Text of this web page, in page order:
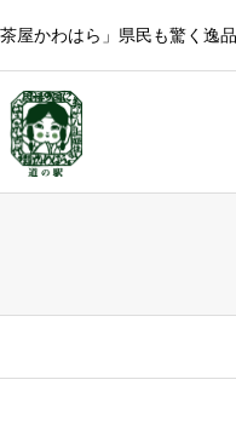
屋かわはら」県民も驚く逸